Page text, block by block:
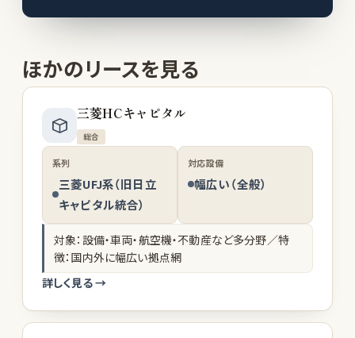
ほかのリースを見る
三菱HCキャピタル
総合
系列
三菱UFJ系（旧日立
キャピタル統合）
対応設備
幅広い（全般）
対象：設備・車両・航空機・不動産など多分野／特
徴：国内外に幅広い拠点網
詳しく見る →